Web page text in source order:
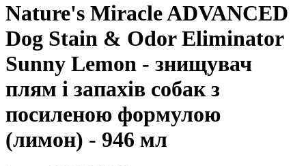
Nature's Miracle ADVANCED
Dog Stain & Odor Eliminator
Sunny Lemon - знищувач
плям і запахів собак з
посиленою формулою
(лимон) - 946 мл